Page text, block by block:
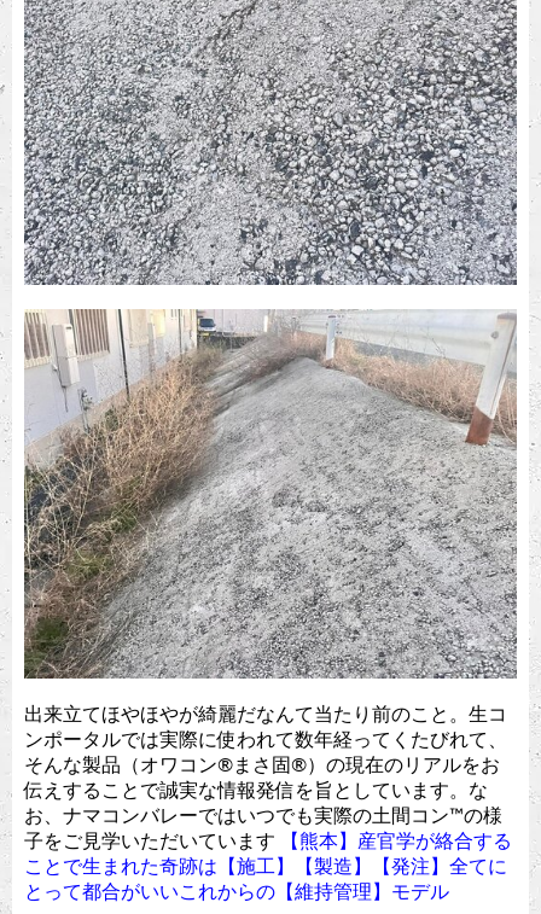
出来立てほやほやが綺麗だなんて当たり前のこと。生コ
ンポータルでは実際に使われて数年経ってくたびれて、
そんな製品（オワコン®︎まさ固®︎）の現在のリアルをお
伝えすることで誠実な情報発信を旨としています。な
お、ナマコンバレーではいつでも実際の土間コン™︎の様
子をご見学いただいています
【熊本】産官学が絡合する
ことで生まれた奇跡は【施工】【製造】【発注】全てに
とって都合がいいこれからの【維持管理】モデル